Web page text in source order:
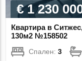
€ 1 230
Квартира в
130м2 №158502
Спален:3